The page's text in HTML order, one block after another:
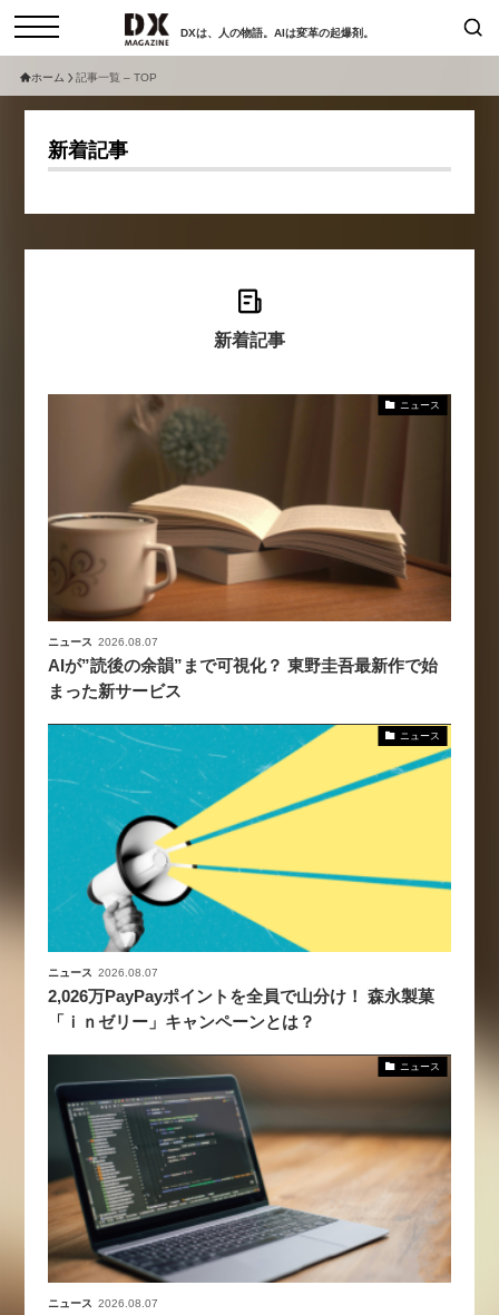
DXは、人の物語。AIは変革の起爆剤。
セミナー
特集
動画
サイトマップ
個人情報保護法について
検索
非公開: 【8/6開催】AIエージェン
ト時代、日本企業は何から始める
新潮流から学ぶ〜
【8/12開催】「イノベーションを
数値化する」～投資される事業の
基準と、終活DX「SouSou」に
学ぶ資金調達・巻き込みのリアル
～
2026-06-10
ホーム 記事一覧 – TOP
新着記事
新着記事
ニュース
ニュース 2026.08.07
AIが”読後の余韻”まで可視化？ 東野圭吾最新作で始
まった新サービス
ニュース
ニュース 2026.08.07
2,026万PayPayポイントを全員で山分け！ 森永製菓
「ｉｎゼリー」キャンペーンとは？
ニュース
ニュース 2026.08.07